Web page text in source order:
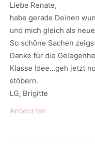
Liebe Renate,
habe gerade Deinen
und mich gleich als
So schöne Sachen
Danke für die
Klasse Idee…geh jetzt
stöbern.
LG, Brigitte
Antworten